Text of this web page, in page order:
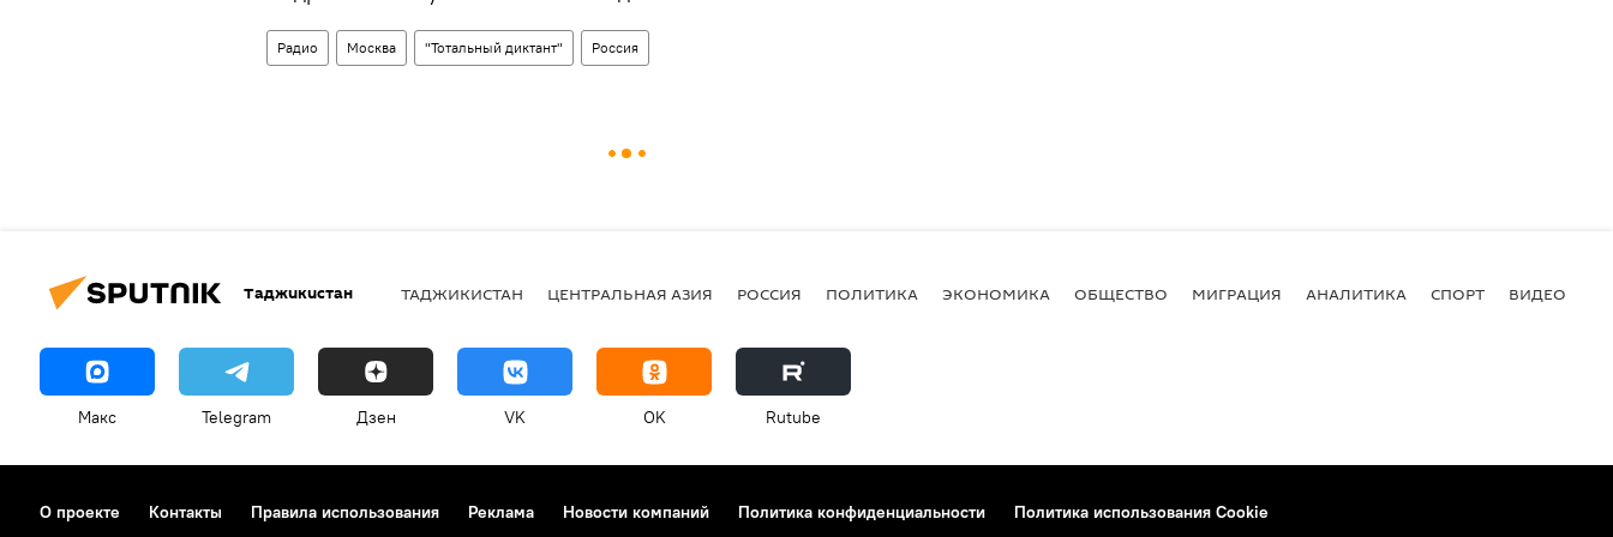
Радио Москва "Тотальный диктант" Россия
Таджикистан ТАДЖИКИСТАН ЦЕНТРАЛЬНАЯ АЗИЯ РОССИЯ ПОЛИТИКА ЭКОНОМИКА ОБЩЕСТВО МИГРАЦИЯ АНАЛИТИКА СПОРТ ВИДЕО
Макс Telegram Дзен VK OK Rutube
О проекте Контакты Правила использования Реклама Новости компаний Политика конфиденциальности
Политика использования Cookie